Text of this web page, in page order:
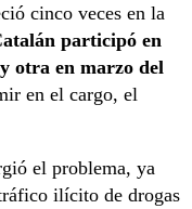
cinco veces en la
participó en
otra en marzo del
en el cargo, el
el problema, ya
ilícito de drogas